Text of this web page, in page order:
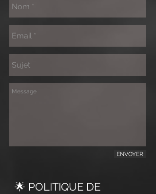
ENVOYER
🌟 POLITIQUE DE